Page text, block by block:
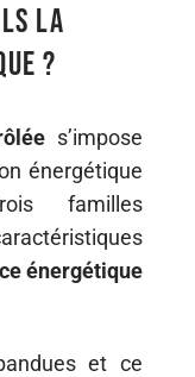
la
?
s’impose
énergétique
familles
énergétique
et ce